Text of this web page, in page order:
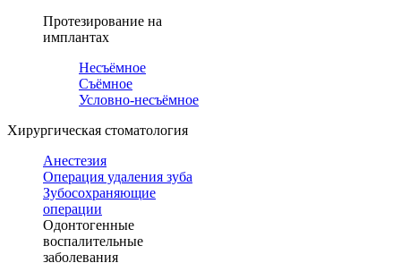
Протезирование на
имплантах
Несъёмное
Съёмное
Условно-несъёмное
Хирургическая стоматология
Анестезия
Операция удаления зуба
Зубосохраняющие
операции
Одонтогенные
воспалительные
заболевания